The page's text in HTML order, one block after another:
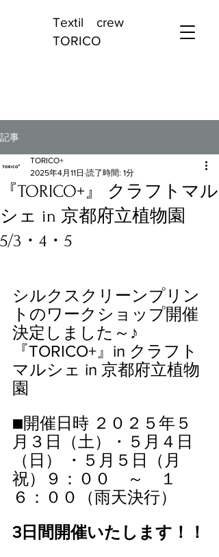
Textil crew
TORICO
記事
『TORICO+』 クラフトマル
シェ in 京都府立植物園
5/3・4・5
TORICO+
2025年4月11日 読了時間: 1分
シルクスクリーンプリン
トのワークショップ開催
決定しました～♪
『TORICO+』in クラフト
マルシェ in 京都府立植物
園
■開催日時 ２０２５年５
月３日（土）・５月４日
（日） ・５月５日（月
祝）９：００　～　１
６：００（雨天決行）
3日間開催いたします！！